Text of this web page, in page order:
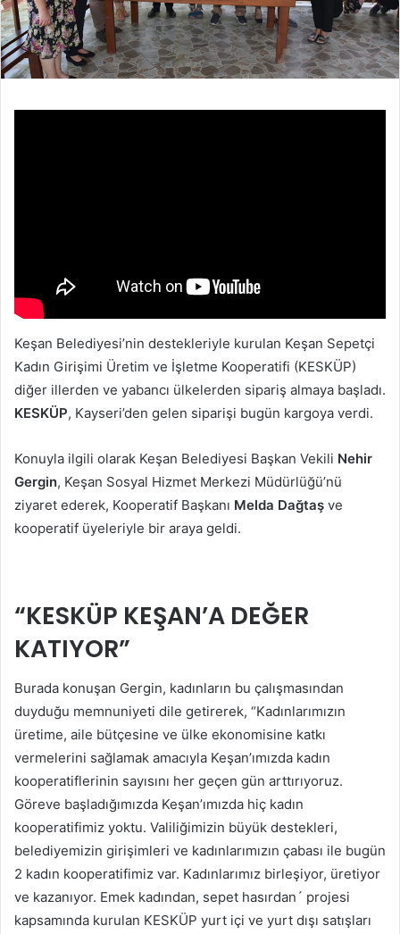
Keşan Belediyesi’nin destekleriyle kurulan Keşan Sepetçi
Kadın Girişimi Üretim ve İşletme Kooperatifi (KESKÜP)
diğer illerden ve yabancı ülkelerden sipariş almaya başladı.
KESKÜP, Kayseri’den gelen siparişi bugün kargoya verdi.
Konuyla ilgili olarak Keşan Belediyesi Başkan Vekili Nehir
Gergin, Keşan Sosyal Hizmet Merkezi Müdürlüğü’nü
ziyaret ederek, Kooperatif Başkanı Melda Dağtaş ve
kooperatif üyeleriyle bir araya geldi.
“KESKÜP KEŞAN’A DEĞER
KATIYOR”
Burada konuşan Gergin, kadınların bu çalışmasından
duyduğu memnuniyeti dile getirerek, “Kadınlarımızın
üretime, aile bütçesine ve ülke ekonomisine katkı
vermelerini sağlamak amacıyla Keşan’ımızda kadın
kooperatiflerinin sayısını her geçen gün arttırıyoruz.
Göreve başladığımızda Keşan’ımızda hiç kadın
kooperatifimiz yoktu. Valiliğimizin büyük destekleri,
belediyemizin girişimleri ve kadınlarımızın çabası ile bugün
2 kadın kooperatifimiz var. Kadınlarımız birleşiyor, üretiyor
ve kazanıyor. Emek kadından, sepet hasırdan´ projesi
kapsamında kurulan KESKÜP yurt içi ve yurt dışı satışları